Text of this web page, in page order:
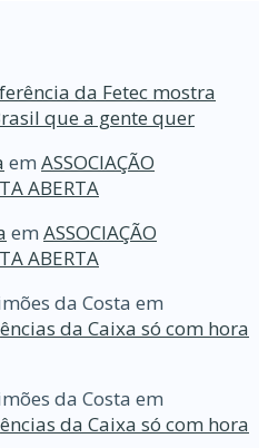
da Fetec mostra
que a gente quer
em ASSOCIAÇÃO
ABERTA
em ASSOCIAÇÃO
ABERTA
da Costa em
da Caixa só com hora
da Costa em
da Caixa só com hora